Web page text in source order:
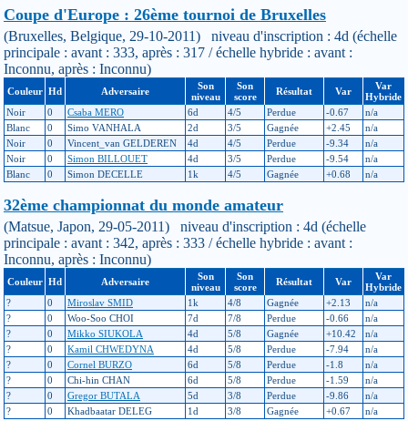
Coupe d'Europe : 26ème tournoi de Bruxelles
(Bruxelles, Belgique, 29-10-2011) niveau d'inscription : 4d (échelle
principale : avant : 333, après : 317 / échelle hybride : avant :
Inconnu, après : Inconnu)
Couleur Hd Adversaire
Son
niveau
Son
score
Résultat Var
Var
Hybride
Noir
0 Csaba MERO 6d 4/5 Perdue -0.67
n/a
Blanc
0 Simo VANHALA 2d 3/5 Gagnée +2.45
n/a
Noir
0 Vincent_van GELDEREN 4d 4/5 Perdue -9.34
n/a
Noir
0 Simon BILLOUET 4d 3/5 Perdue -9.54
n/a
Blanc
0 Simon DECELLE 1k 4/5 Gagnée +0.68 n/a
32ème championnat du monde amateur
(Matsue, Japon, 29-05-2011) niveau d'inscription : 4d (échelle
principale : avant : 342, après : 333 / échelle hybride : avant :
Inconnu, après : Inconnu)
Couleur Hd Adversaire
Son
niveau
Son
score
Résultat Var
Var
Hybride
?
0 Miroslav SMID 1k 4/8 Gagnée +2.13
n/a
?
0 Woo-Soo CHOI 7d 7/8 Perdue -0.66
n/a
?
0 Mikko SIUKOLA 4d 5/8 Gagnée +10.42
n/a
?
0 Kamil CHWEDYNA 4d 5/8 Perdue -7.94
n/a
?
0 Cornel BURZO 6d 5/8 Perdue -1.8
n/a
?
0 Chi-hin CHAN 6d 5/8 Perdue -1.59
n/a
?
0 Gregor BUTALA 5d 3/8 Perdue -9.86
n/a
?
0 Khadbaatar DELEG 1d 3/8 Gagnée +0.67 n/a